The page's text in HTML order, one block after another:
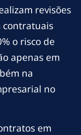
revisões
contratuais
o risco de
apenas em
na
no
em